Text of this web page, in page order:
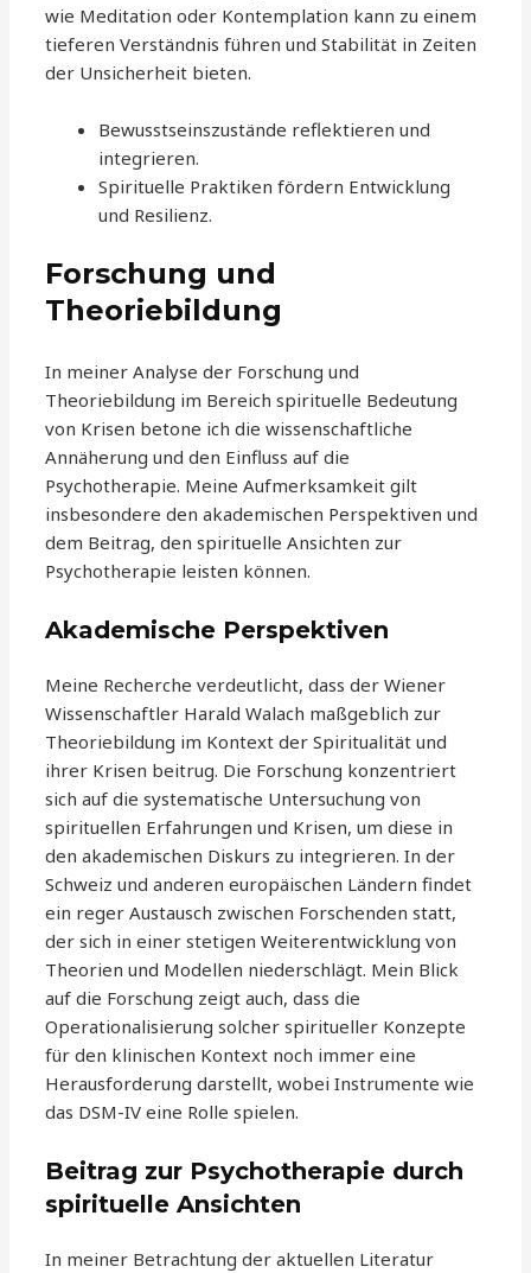
wie Meditation oder Kontemplation kann zu einem
tieferen Verständnis führen und Stabilität in Zeiten
der Unsicherheit bieten.
Bewusstseinszustände reflektieren und
integrieren.
Spirituelle Praktiken fördern Entwicklung
und Resilienz.
Forschung und
Theoriebildung
In meiner Analyse der Forschung und
Theoriebildung im Bereich spirituelle Bedeutung
von Krisen betone ich die wissenschaftliche
Annäherung und den Einfluss auf die
Psychotherapie. Meine Aufmerksamkeit gilt
insbesondere den akademischen Perspektiven und
dem Beitrag, den spirituelle Ansichten zur
Psychotherapie leisten können.
Akademische Perspektiven
Meine Recherche verdeutlicht, dass der Wiener
Wissenschaftler Harald Walach maßgeblich zur
Theoriebildung im Kontext der Spiritualität und
ihrer Krisen beitrug. Die Forschung konzentriert
sich auf die systematische Untersuchung von
spirituellen Erfahrungen und Krisen, um diese in
den akademischen Diskurs zu integrieren. In der
Schweiz und anderen europäischen Ländern findet
ein reger Austausch zwischen Forschenden statt,
der sich in einer stetigen Weiterentwicklung von
Theorien und Modellen niederschlägt. Mein Blick
auf die Forschung zeigt auch, dass die
Operationalisierung solcher spiritueller Konzepte
für den klinischen Kontext noch immer eine
Herausforderung darstellt, wobei Instrumente wie
das DSM-IV eine Rolle spielen.
Beitrag zur Psychotherapie durch
spirituelle Ansichten
In meiner Betrachtung der aktuellen Literatur